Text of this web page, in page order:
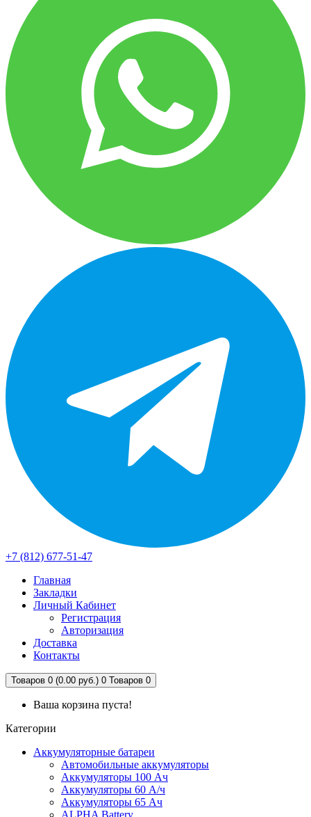
+7 (812) 677-51-47
Главная
Закладки
Личный Кабинет
Регистрация
Авторизация
Доставка
Контакты
Товаров 0 (0.00 руб.) 0 Товаров 0
Ваша корзина пуста!
Категории
Аккумуляторные батареи
Автомобильные аккумуляторы
Аккумуляторы 100 Ач
Аккумуляторы 60 А/ч
Аккумуляторы 65 Ач
ALPHA Battery